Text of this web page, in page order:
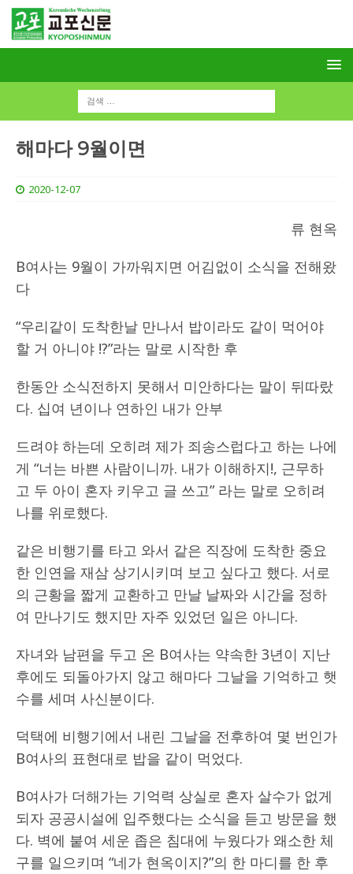
해마다 9월이면
2020-12-07
류 현옥
B여사는 9월이 가까워지면 어김없이 소식을 전해왔
다
“우리같이 도착한날 만나서 밥이라도 같이 먹어야
할 거 아니야 !?”라는 말로 시작한 후
한동안 소식전하지 못해서 미안하다는 말이 뒤따랐
다. 십여 년이나 연하인 내가 안부
드려야 하는데 오히려 제가 죄송스럽다고 하는 나에
게 “너는 바쁜 사람이니까. 내가 이해하지!, 근무하
고 두 아이 혼자 키우고 글 쓰고” 라는 말로 오히려
나를 위로했다.
같은 비행기를 타고 와서 같은 직장에 도착한 중요
한 인연을 재삼 상기시키며 보고 싶다고 했다. 서로
의 근황을 짧게 교환하고 만날 날짜와 시간을 정하
여 만나기도 했지만 자주 있었던 일은 아니다.
자녀와 남편을 두고 온 B여사는 약속한 3년이 지난
후에도 되돌아가지 않고 해마다 그날을 기억하고 햇
수를 세며 사신분이다.
덕택에 비행기에서 내린 그날을 전후하여 몇 번인가
B여사의 표현대로 밥을 같이 먹었다.
B여사가 더해가는 기억력 상실로 혼자 살수가 없게
되자 공공시설에 입주했다는 소식을 듣고 방문을 했
다. 벽에 붙여 세운 좁은 침대에 누웠다가 왜소한 체
구를 일으키며 “네가 현옥이지?”의 한 마디를 한 후